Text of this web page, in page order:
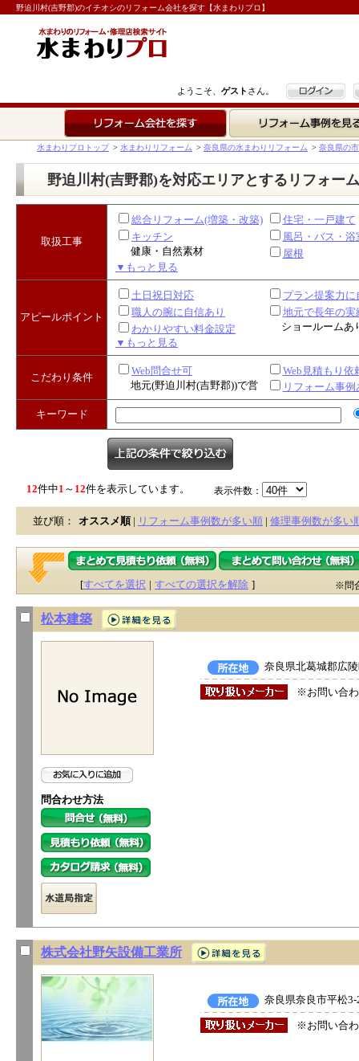
野迫川村(吉野郡)のイチオシのリフォーム会社を探す【水まわりプロ】
ようこそ、 ゲスト さん。 ログイン
リフォーム事例を見る
水まわりプロトップ > 水まわりリフォーム > 奈良県の水まわりリフォーム > 奈良県の
野迫川村(吉野郡)を対応エリアとするリフォー
取扱工事
総合リフォーム(増築・改築)
住宅・一戸建て
キッチン
風呂・バス・浴
健康・自然素材
屋根
▼もっと見る
アピールポイント
土日祝日対応
プラン提案力に
職人の腕に自信あり
地元で長年の実
わかりやすい料金設定
ショールームあ
▼もっと見る
こだわり条件
Web問合せ可
Web見積もり依
地元(野迫川村(吉野郡))で営
業
リフォーム事例
キーワード
12件中1 ～ 12件を表示しています。 表示件数：
並び順： オススメ順 | リフォーム事例数が多い順 | 修理事例数が多い
[すべてを選択 | すべての選択を解除 ] ※問
松本建築
問合わせ方法
奈良県北葛城郡広
※お問い合
株式会社野矢設備工業所
奈良県奈良市平松
※お問い合